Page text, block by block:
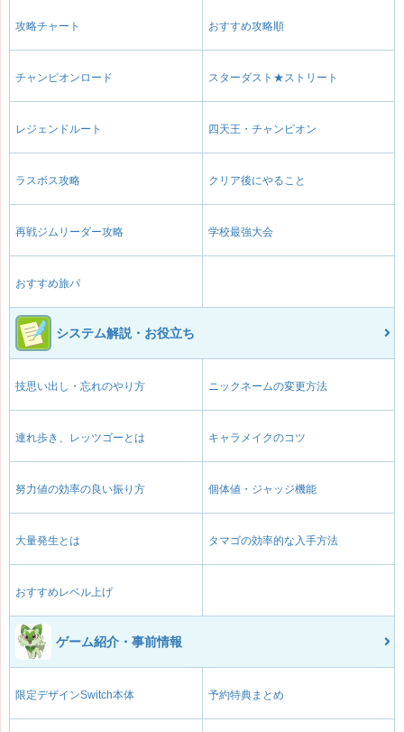
攻略チャート おすすめ攻略順
チャンピオンロード スターダスト★ストリート
レジェンドルート 四天王・チャンピオン
ラスボス攻略 クリア後にやること
再戦ジムリーダー攻略 学校最強大会
おすすめ旅パ
システム解説・お役立ち
技思い出し・忘れのやり方 ニックネームの変更方法
連れ歩き、レッツゴーとは キャラメイクのコツ
努力値の効率の良い振り方 個体値・ジャッジ機能
大量発生とは タマゴの効率的な入手方法
おすすめレベル上げ
ゲーム紹介・事前情報
限定デザインSwitch本体 予約特典まとめ